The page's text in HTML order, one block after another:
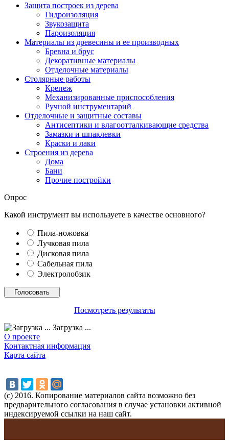
Защита построек из дерева
Гидроизоляция
Звукозащита
Пароизоляция
Материалы из древесины и ее производных
Бревна и брус
Декоративные материалы
Отделочные материалы
Столярные работы
Крепеж
Механизированные приспособления
Ручной инструментарий
Отделочные и защитные составы
Антисептики и влагоотталкивающие средства
Замазки и шпаклевки
Краски и лаки
Строения из дерева
Дома
Бани
Прочие постройки
Опрос
Какой инструмент вы используете в качестве основного?
Пила-ножовка
Лучковая пила
Дисковая пила
Сабельная пила
Электролобзик
Посмотреть результаты
Загрузка ...
О проекте
Контактная информация
Карта сайта
(с) 2016. Копирование материалов сайта возможно без
предварительного согласования в случае установки активной
индексируемой ссылки на наш сайт.